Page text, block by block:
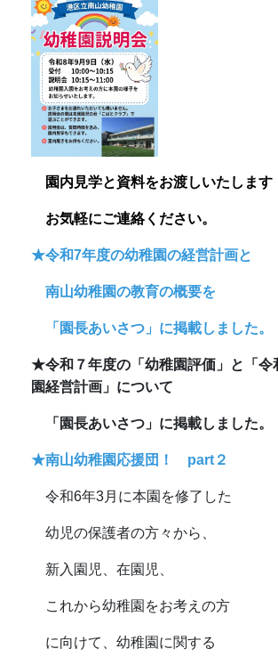
園内見学と資料をお渡しいたします
お気軽にご連絡ください。
★令和7年度の幼稚園の経営計画と
南山幼稚園の教育の概要を
「園長あいさつ」に掲載しました。
★令和７年度の「幼稚園評価」と「令
園経営計画」について
「園長あいさつ」に掲載しました。
★南山幼稚園応援団！ part２
令和6年3月に本園を修了した
幼児の保護者の方々から、
新入園児、在園児、
これから幼稚園をお考えの方
に向けて、幼稚園に関する